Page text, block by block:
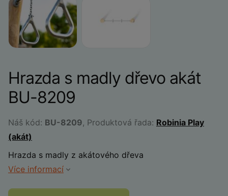
Hrazda s madly dřevo akát
BU-8209
Náš kód: BU-8209, Produktová řada: Robinia Play
(akát)
Hrazda s madly z akátového dřeva
Více informací